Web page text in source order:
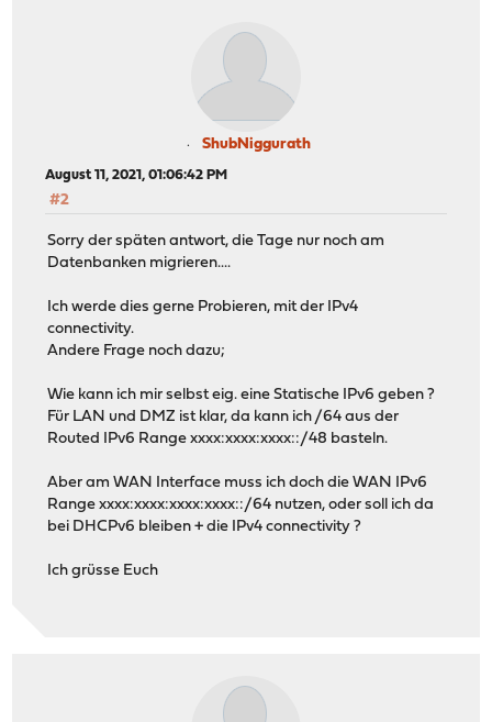
ShubNiggurath
August 11, 2021, 01:06:42 PM
#2
Sorry der späten antwort, die Tage nur noch am
Datenbanken migrieren....
Ich werde dies gerne Probieren, mit der IPv4
connectivity.
Andere Frage noch dazu;
Wie kann ich mir selbst eig. eine Statische IPv6 geben ?
Für LAN und DMZ ist klar, da kann ich /64 aus der
Routed IPv6 Range xxxx:xxxx:xxxx::/48 basteln.
Aber am WAN Interface muss ich doch die WAN IPv6
Range xxxx:xxxx:xxxx:xxxx::/64 nutzen, oder soll ich da
bei DHCPv6 bleiben + die IPv4 connectivity ?
Ich grüsse Euch